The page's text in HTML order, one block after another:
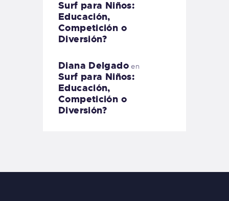
Surf para Niños:
Educación,
Competición o
Diversión?
Diana Delgadoen
Surf para Niños:
Educación,
Competición o
Diversión?